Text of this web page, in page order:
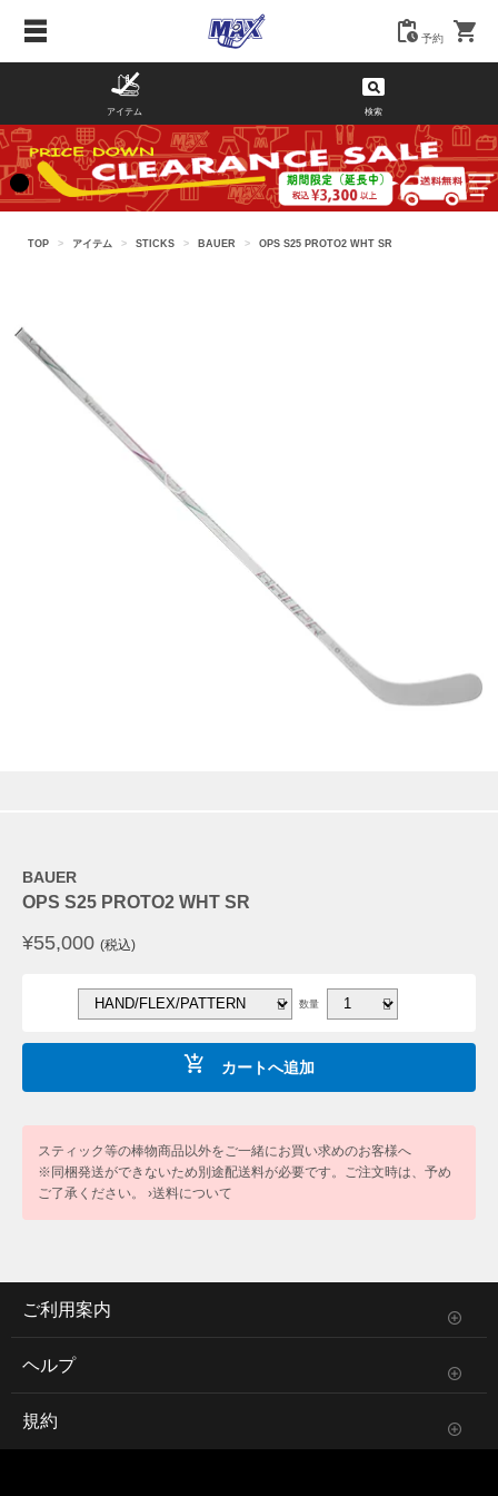
予約
アイテム 検索
TOP > アイテム > STICKS > BAUER > OPS S25 PROTO2 WHT SR
BAUER
OPS S25 PROTO2 WHT SR
¥55,000 (税込)
数量
カートへ追加
スティック等の棒物商品以外をご一緒にお買い求めのお客様へ
※同梱発送ができないため別途配送料が必要です。ご注文時は、予め
ご了承ください。 ›送料について
ご利用案内
ヘルプ
規約